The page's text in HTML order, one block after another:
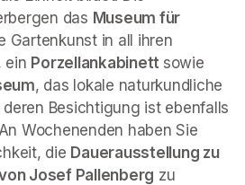
das Museum für
Gartenkunst in all ihren
ein Porzellankabinett sowie
, das lokale naturkundliche
Besichtigung ist ebenfalls
Wochenenden haben Sie
die Dauerausstellung zu
Josef Pallenberg zu